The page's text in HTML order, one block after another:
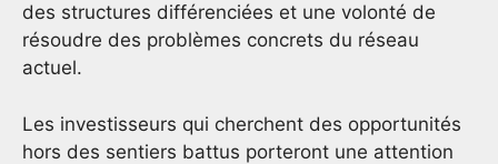
des structures différenciées et une volonté de
résoudre des problèmes concrets du réseau
actuel.
Les investisseurs qui cherchent des opportunités
hors des sentiers battus porteront une attention